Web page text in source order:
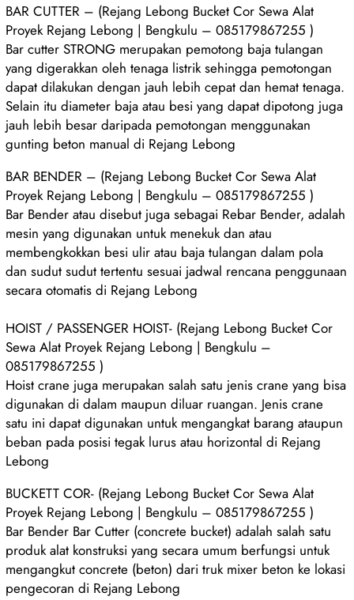
BAR CUTTER – (Rejang Lebong Bucket Cor Sewa Alat
Proyek Rejang Lebong | Bengkulu – 085179867255 )
Bar cutter STRONG merupakan pemotong baja tulangan
yang digerakkan oleh tenaga listrik sehingga pemotongan
dapat dilakukan dengan jauh lebih cepat dan hemat tenaga.
Selain itu diameter baja atau besi yang dapat dipotong juga
jauh lebih besar daripada pemotongan menggunakan
gunting beton manual di Rejang Lebong
BAR BENDER – (Rejang Lebong Bucket Cor Sewa Alat
Proyek Rejang Lebong | Bengkulu – 085179867255 )
Bar Bender atau disebut juga sebagai Rebar Bender, adalah
mesin yang digunakan untuk menekuk dan atau
membengkokkan besi ulir atau baja tulangan dalam pola
dan sudut sudut tertentu sesuai jadwal rencana penggunaan
secara otomatis di Rejang Lebong
HOIST / PASSENGER HOIST- (Rejang Lebong Bucket Cor
Sewa Alat Proyek Rejang Lebong | Bengkulu –
085179867255 )
Hoist crane juga merupakan salah satu jenis crane yang bisa
digunakan di dalam maupun diluar ruangan. Jenis crane
satu ini dapat digunakan untuk mengangkat barang ataupun
beban pada posisi tegak lurus atau horizontal di Rejang
Lebong
BUCKETT COR- (Rejang Lebong Bucket Cor Sewa Alat
Proyek Rejang Lebong | Bengkulu – 085179867255 )
Bar Bender Bar Cutter (concrete bucket) adalah salah satu
produk alat konstruksi yang secara umum berfungsi untuk
mengangkut concrete (beton) dari truk mixer beton ke lokasi
pengecoran di Rejang Lebong